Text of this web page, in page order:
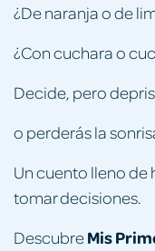
¿De naranja o de
¿Con cuchara o
Decide, pero
o perderás la
Un cuento lleno
tomar decisiones.
DescubreMis